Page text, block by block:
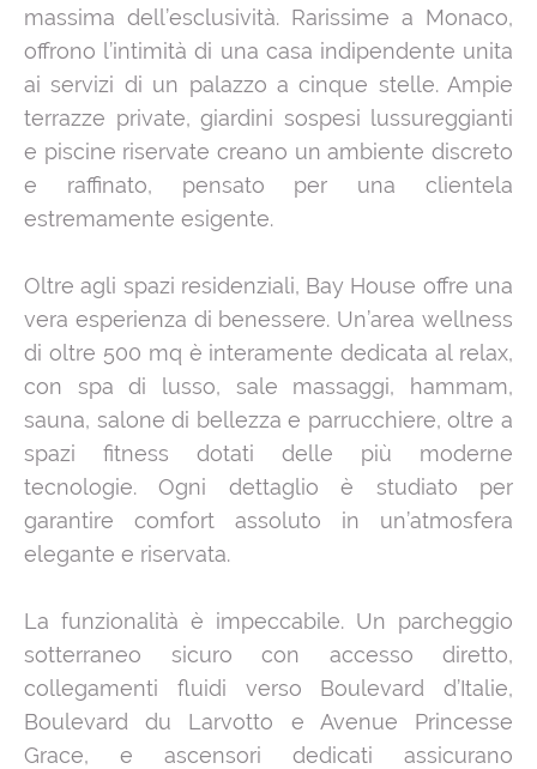
massima dell’esclusività. Rarissime a Monaco,
offrono l’intimità di una casa indipendente unita
ai servizi di un palazzo a cinque stelle. Ampie
terrazze private, giardini sospesi lussureggianti
e piscine riservate creano un ambiente discreto
e raffinato, pensato per una clientela
estremamente esigente.
Oltre agli spazi residenziali, Bay House offre una
vera esperienza di benessere. Un’area wellness
di oltre 500 mq è interamente dedicata al relax,
con spa di lusso, sale massaggi, hammam,
sauna, salone di bellezza e parrucchiere, oltre a
spazi fitness dotati delle più moderne
tecnologie. Ogni dettaglio è studiato per
garantire comfort assoluto in un’atmosfera
elegante e riservata.
La funzionalità è impeccabile. Un parcheggio
sotterraneo sicuro con accesso diretto,
collegamenti fluidi verso Boulevard d’Italie,
Boulevard du Larvotto e Avenue Princesse
Grace, e ascensori dedicati assicurano